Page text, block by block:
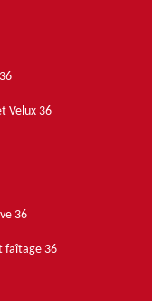
Velux 36
36
faîtage 36